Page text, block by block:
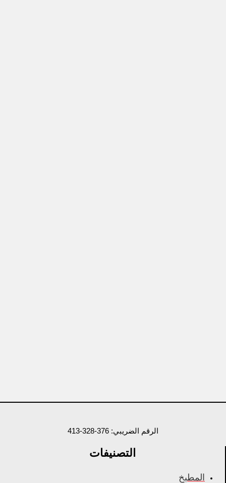
الرقم الضريبي: 376-328-413
التصنيفات
المطبخ